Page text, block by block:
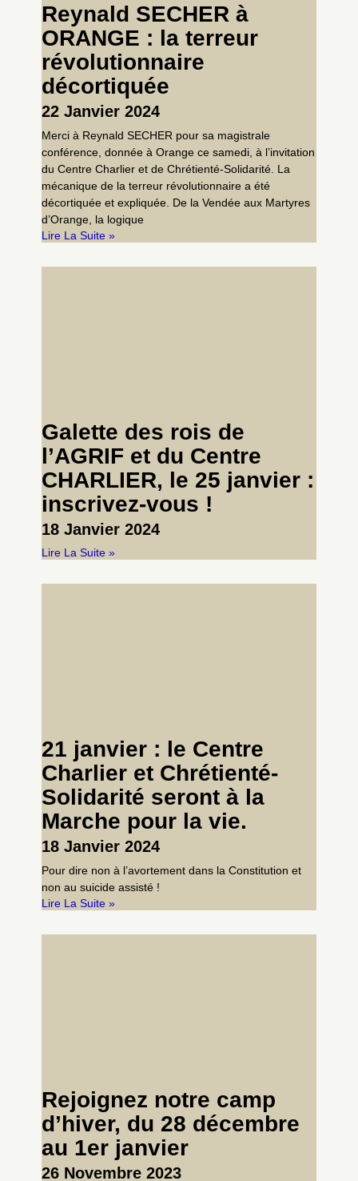
Reynald SECHER à
ORANGE : la terreur
révolutionnaire
décortiquée
22 Janvier 2024
Merci à Reynald SECHER pour sa magistrale
conférence, donnée à Orange ce samedi, à l’invitation
du Centre Charlier et de Chrétienté-Solidarité. La
mécanique de la terreur révolutionnaire a été
décortiquée et expliquée. De la Vendée aux Martyres
d’Orange, la logique
Lire La Suite »
Galette des rois de
l’AGRIF et du Centre
CHARLIER, le 25 janvier :
inscrivez-vous !
18 Janvier 2024
Lire La Suite »
21 janvier : le Centre
Charlier et Chrétienté-
Solidarité seront à la
Marche pour la vie.
18 Janvier 2024
Pour dire non à l’avortement dans la Constitution et
non au suicide assisté !
Lire La Suite »
Rejoignez notre camp
d’hiver, du 28 décembre
au 1er janvier
26 Novembre 2023